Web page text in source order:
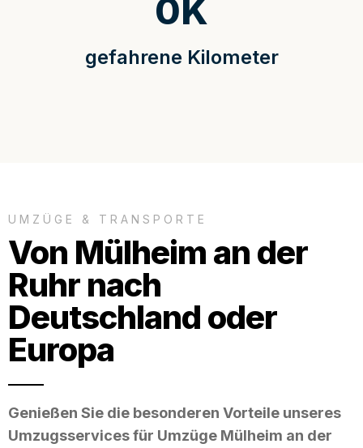
gefahrene Kilometer
0K
UMZÜGE & TRANSPORTE
Von Mülheim an der
Ruhr nach
Deutschland oder
Europa
Genießen Sie die besonderen Vorteile unseres
Umzugsservices für Umzüge Mülheim an der